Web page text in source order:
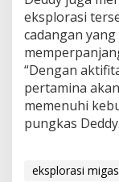
eksplorasi
cadangan
“Dengan
pertamina
memenuhi
pungkas
eksplorasi migas